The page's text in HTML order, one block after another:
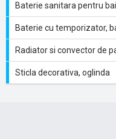
Baterie sanitara pentru
Baterie cu temporizator,
Radiator si convector de
Sticla decorativa, oglinda